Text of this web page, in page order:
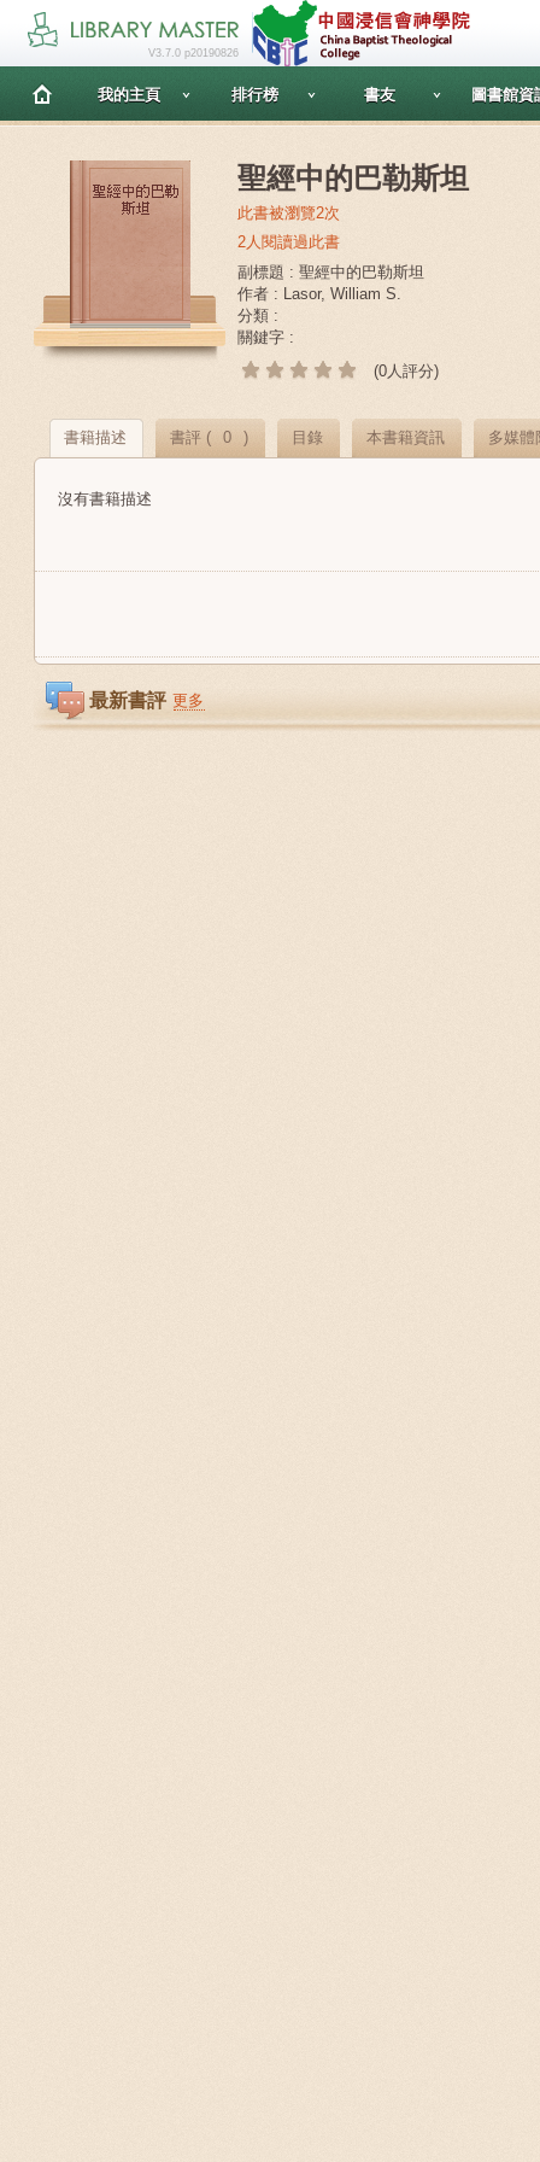
V3.7.0 p20190826
我的主頁 排行榜 書友 圖書館資
聖經中的巴勒斯坦
此書被瀏覽2次
2人閱讀過此書
副標題 : 聖經中的巴勒斯坦
作者 : Lasor, William S.
分類 :
關鍵字 :
(0人評分)
書籍描述 書評 ( 0 ) 目錄 本書籍資訊 多媒體
沒有書籍描述
最新書評 更多